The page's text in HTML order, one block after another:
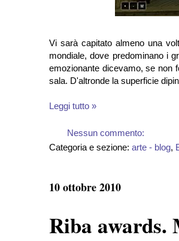
Vi sarà capitato almeno una
mondiale, dove predominano i
emozionante dicevamo, se non
sala. D'altronde la superficie
Leggi tutto »
Nessun commento:
Categoria e sezione: arte - blog,
10 ottobre 2010
Riba